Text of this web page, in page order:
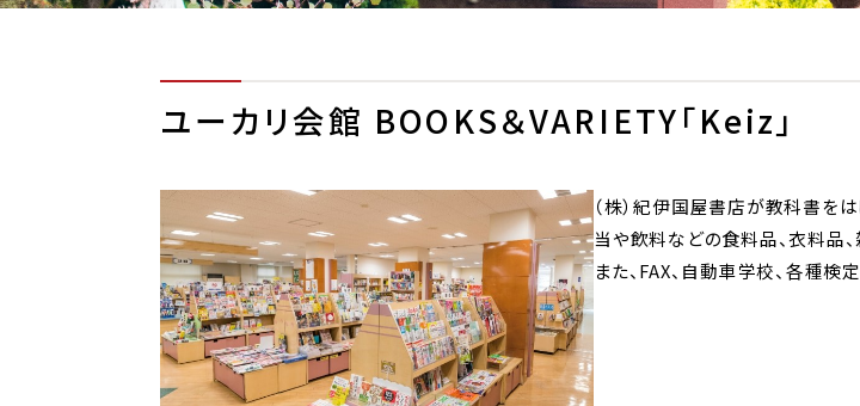
ユーカリ会館 BOOKS＆VARIETY「Keiz」
（株）紀伊国屋書店が教科書を
当や飲料などの食料品、衣料品、
また、FAX、自動車学校、各種検